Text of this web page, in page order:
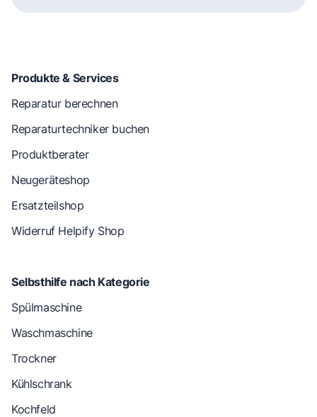
Produkte & Services
Reparatur berechnen
Reparaturtechniker buchen
Produktberater
Neugeräteshop
Ersatzteilshop
Widerruf Helpify Shop
Selbsthilfe nach Kategorie
Spülmaschine
Waschmaschine
Trockner
Kühlschrank
Kochfeld